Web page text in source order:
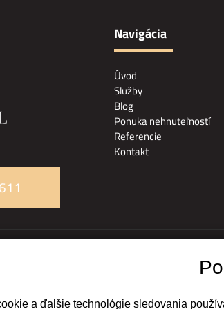
Navigácia
Úvod
Služby
Blog
Ponuka nehnuteľností
Referencie
Kontakt
a ďalšie technológie sledovania